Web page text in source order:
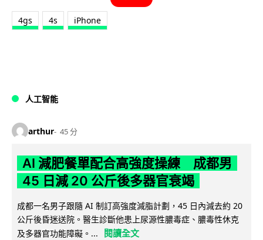
4gs 4s iPhone
人工智能
arthur 45 分
AI 減肥餐單配合高強度操練 成都男
45 日減 20 公斤後多器官衰竭
成都一名男子跟隨 AI 制訂高強度減脂計劃，45 日內減去約 20
公斤後昏迷送院。醫生診斷他患上尿源性膿毒症、膿毒性休克
及多器官功能障礙。...
閱讀全文